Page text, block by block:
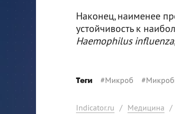
Наконец, наименее
устойчивость к
Haemophilus influenza
Теги #Микроб #
Indicator.ru / Медицина /